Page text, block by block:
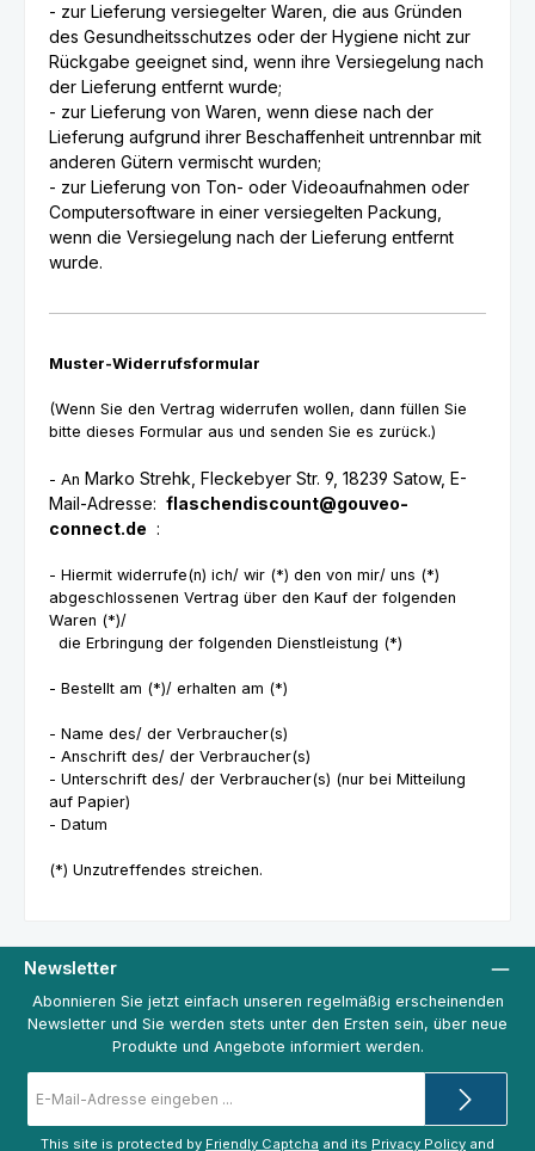
- zur Lieferung versiegelter Waren, die aus Gründen
des Gesundheitsschutzes oder der Hygiene nicht zur
Rückgabe geeignet sind, wenn ihre Versiegelung nach
der Lieferung entfernt wurde;
- zur Lieferung von Waren, wenn diese nach der
Lieferung aufgrund ihrer Beschaffenheit untrennbar mit
anderen Gütern vermischt wurden;
- zur Lieferung von Ton- oder Videoaufnahmen oder
Computersoftware in einer versiegelten Packung,
wenn die Versiegelung nach der Lieferung entfernt
wurde.
Muster-Widerrufsformular
(Wenn Sie den Vertrag widerrufen wollen, dann füllen Sie
bitte dieses Formular aus und senden Sie es zurück.)
- An Marko Strehk, Fleckebyer Str. 9, 18239 Satow, E-
Mail-Adresse: flaschendiscount@gouveo-
connect.de :
- Hiermit widerrufe(n) ich/ wir (*) den von mir/ uns (*)
abgeschlossenen Vertrag über den Kauf der folgenden
Waren (*)/
die Erbringung der folgenden Dienstleistung (*)
- Bestellt am (*)/ erhalten am (*)
- Name des/ der Verbraucher(s)
- Anschrift des/ der Verbraucher(s)
- Unterschrift des/ der Verbraucher(s) (nur bei Mitteilung
auf Papier)
- Datum
(*) Unzutreffendes streichen.
Newsletter
Abonnieren Sie jetzt einfach unseren regelmäßig erscheinenden
Newsletter und Sie werden stets unter den Ersten sein, über neue
Produkte und Angebote informiert werden.
Mail-
Adresse
This site is protected by Friendly Captcha and its Privacy Policy and